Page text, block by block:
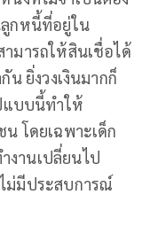
ลูกหนี้ที่อยู่ใน
มารถให้สินเชื่อได้
น ยิ่งวงเงินมากก็
แบบนี้ทำให้
โดยเฉพาะเด็ก
งานเปลี่ยนไป
ม่มีประสบการณ์